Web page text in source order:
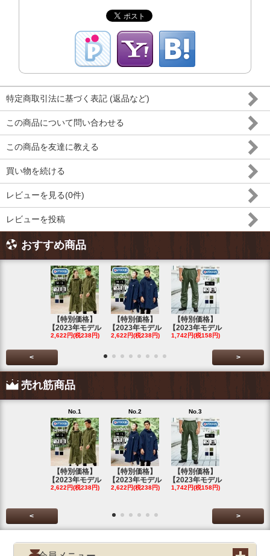
特定商取引法に基づく表記 (返品など)
この商品について問い合わせる
この商品を友達に教える
買い物を続ける
レビューを見る(0件)
レビューを投稿
おすすめ商品
【特別価格】
【2023年モデル
2,622円(税238円)
【特別価格】
【2023年モデル
2,622円(税238円)
【特別価格】
【2023年モデル
1,742円(税158円)
< >
売れ筋商品
No.1
【特別価格】
【2023年モデル
2,622円(税238円)
No.2
【特別価格】
【2023年モデル
2,622円(税238円)
No.3
【特別価格】
【2023年モデル
1,742円(税158円)
< >